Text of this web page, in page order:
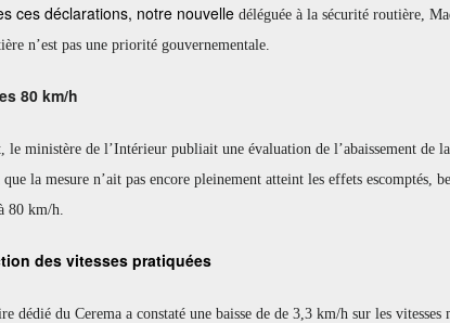
ces déclarations, notre nouvelle déléguée à la sécurité routière,
n’est pas une priorité gouvernementale.
80 km/h
ministère de l’Intérieur publiait une évaluation de l’abaissement de
la mesure n’ait pas encore pleinement atteint les effets escomptés,
80 km/h.
des vitesses pratiquées
dédié du Cerema a constaté une baisse de de 3,3 km/h sur les vitesses